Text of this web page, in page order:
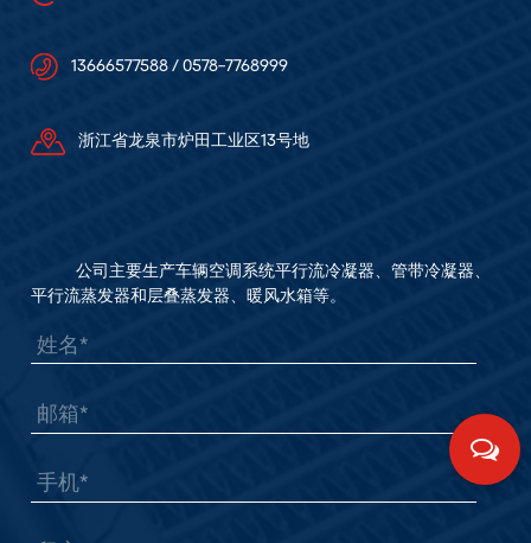
13666577588 / 0578-7768999
浙江省龙泉市炉田工业区13号地
公司主要生产车辆空调系统平行流冷凝器、管带冷凝器、
平行流蒸发器和层叠蒸发器、暖风水箱等。